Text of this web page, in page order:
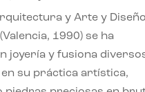
y Arte y
1990) se ha
joyería y fusiona
su práctica artística,